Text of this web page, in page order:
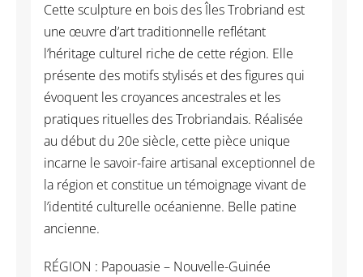
-
Océanie
Cette sculpture en bois des Îles Trobriand est
une œuvre d’art traditionnelle reflétant
l’héritage culturel riche de cette région. Elle
présente des motifs stylisés et des figures qui
évoquent les croyances ancestrales et les
pratiques rituelles des Trobriandais. Réalisée
au début du 20e siècle, cette pièce unique
incarne le savoir-faire artisanal exceptionnel de
la région et constitue un témoignage vivant de
l’identité culturelle océanienne. Belle patine
ancienne.
RÉGION : Papouasie – Nouvelle-Guinée